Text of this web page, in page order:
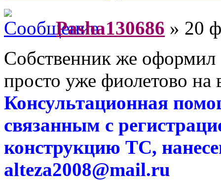
Pasha130686 » 20
Собственник же
просто уже фиолетово на
Консультационная
связанным с
конструкцию ТС,
alteza2008@mail.ru